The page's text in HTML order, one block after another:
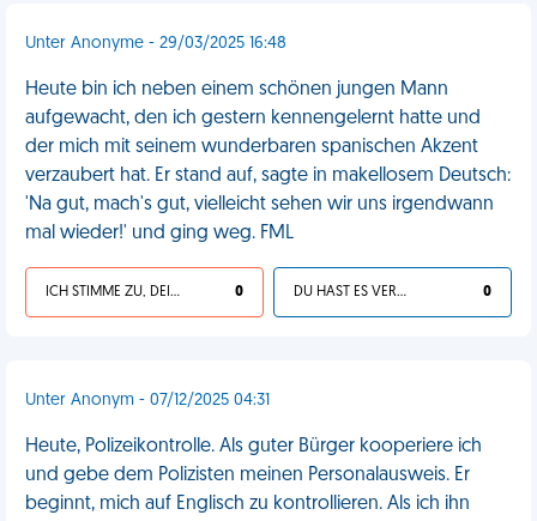
Unter Anonyme - 29/03/2025 16:48
Heute bin ich neben einem schönen jungen Mann
aufgewacht, den ich gestern kennengelernt hatte und
der mich mit seinem wunderbaren spanischen Akzent
verzaubert hat. Er stand auf, sagte in makellosem Deutsch:
'Na gut, mach's gut, vielleicht sehen wir uns irgendwann
mal wieder!' und ging weg. FML
ICH STIMME ZU, DEIN LEBEN IST SCHEISSE 0 DU HAST ES VERDIENT 0
Unter Anonym - 07/12/2025 04:31
Heute, Polizeikontrolle. Als guter Bürger kooperiere ich
und gebe dem Polizisten meinen Personalausweis. Er
beginnt, mich auf Englisch zu kontrollieren. Als ich ihn